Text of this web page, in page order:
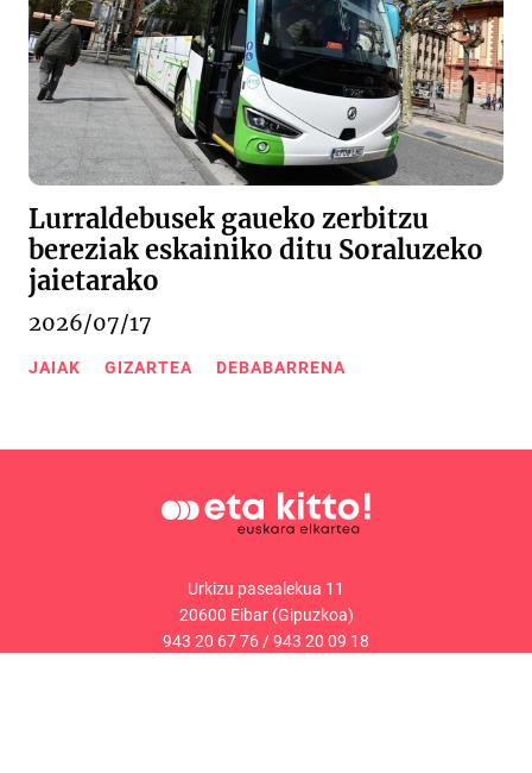
Lurraldebusek gaueko zerbitzu
bereziak eskainiko ditu Soraluzeko
jaietarako
2026/07/17
JAIAK GIZARTEA DEBABARRENA
Urkizu pasealekua 11
20600 Eibar (Gipuzkoa)
943 20 67 76/943 20 09 18